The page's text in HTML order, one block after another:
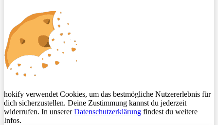
hokify verwendet Cookies, um das bestmögliche Nutzererlebnis für
dich sicherzustellen. Deine Zustimmung kannst du jederzeit
widerrufen. In unsererDatenschutzerklärung findest du weitere
Infos.